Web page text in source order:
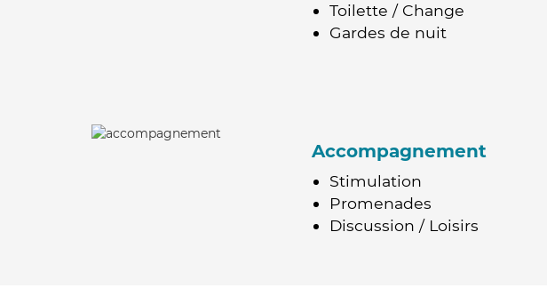
Toilette / Change
Gardes de nuit
Accompagnement
Stimulation
Promenades
Discussion / Loisirs